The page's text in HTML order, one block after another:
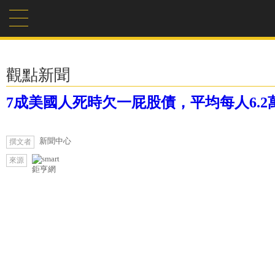
觀點新聞
7成美國人死時欠一屁股債，平均每人6.2
撰文者 新聞中心
來源
鉅亨網